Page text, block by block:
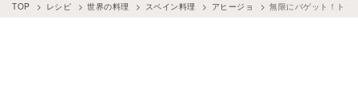
TOP レシピ 世界の料理 スペイン料理 アヒージョ 無限にバゲット！トマ